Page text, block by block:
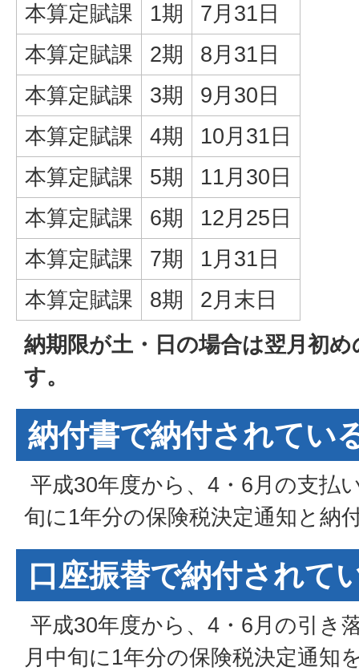
本算定賦課
1期
7月31日
本算定賦課
2期
8月31日
本算定賦課
3期
9月30日
本算定賦課
4期
10月31日
本算定賦課
5期
11月30日
本算定賦課
6期
12月25日
本算定賦課
7期
1月31日
本算定賦課
8期
2月末日
納期限が土・日の場合は翌月初
す。
納付書で納付されてい
平成30年度から、4・6月の支払
旬に1年分の保険税決定通知と納
口座振替で納付されて
平成30年度から、4・6月の引き
月中旬に1年分の保険税決定通知